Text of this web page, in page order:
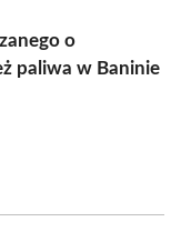
o
paliwa w Baninie